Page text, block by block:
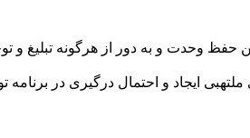
۱۳۳۱ صادر شده است، از مردم خواسته است ضمن حفظ وحدت و به
فضای ملتهبی ایجاد و احتمال درگیری در